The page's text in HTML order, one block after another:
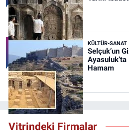
KÜLTÜR-SANAT
Selçuk’un
Hamam
Vitrindeki Firmalar